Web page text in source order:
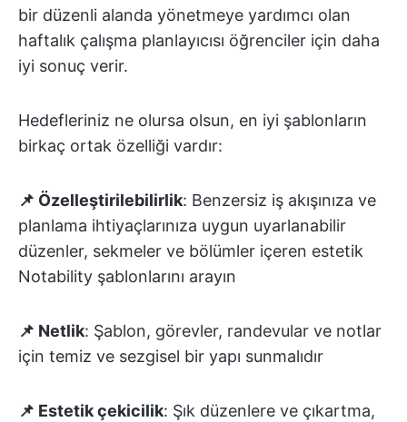
bir düzenli alanda yönetmeye yardımcı olan
haftalık çalışma planlayıcısı öğrenciler için daha
iyi sonuç verir.
Hedefleriniz ne olursa olsun, en iyi şablonların
birkaç ortak özelliği vardır:
📌 Özelleştirilebilirlik: Benzersiz iş akışınıza ve
planlama ihtiyaçlarınıza uygun uyarlanabilir
düzenler, sekmeler ve bölümler içeren estetik
Notability şablonlarını arayın
📌 Netlik: Şablon, görevler, randevular ve notlar
için temiz ve sezgisel bir yapı sunmalıdır
📌 Estetik çekicilik: Şık düzenlere ve çıkartma,